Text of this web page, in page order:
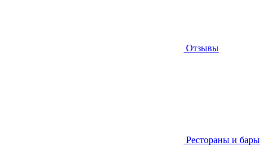
Отзывы
Рестораны и бары